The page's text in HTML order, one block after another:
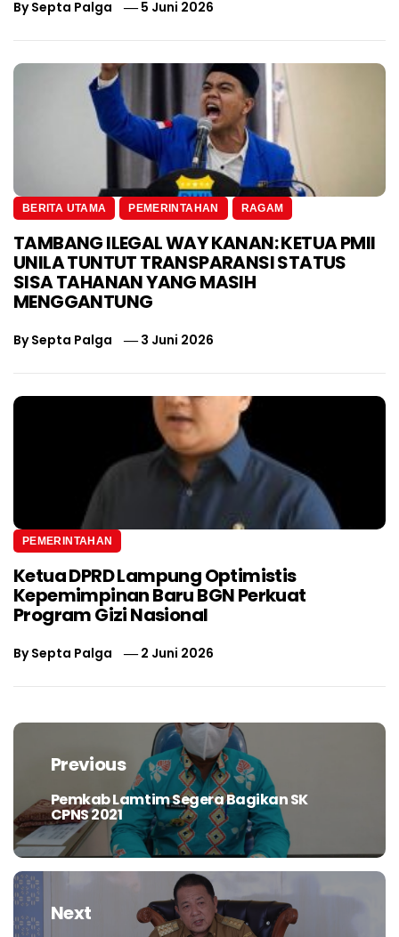
BySepta Palga 5 Juni 2026
BERITA UTAMA PEMERINTAHAN RAGAM
TAMBANG ILEGAL WAY KANAN: KETUA PMII
UNILA TUNTUT TRANSPARANSI STATUS
SISA TAHANAN YANG MASIH
MENGGANTUNG
BySepta Palga 3 Juni 2026
PEMERINTAHAN
Ketua DPRD Lampung Optimistis
Kepemimpinan Baru BGN Perkuat
Program Gizi Nasional
BySepta Palga 2 Juni 2026
Navigasi
posPrevious
Previous
post:
Pemkab Lamtim Segera Bagikan SK
CPNS 2021
Next